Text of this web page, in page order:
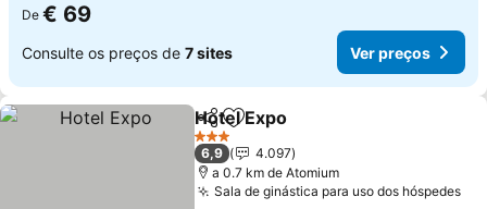
De € 69
Consulte os preços de 7 sites Ver preços
PartilharAdicionar aos favoritos
Hotel Expo
3 Estrelas
6,9
4.097
a 0.7 km de Atomium
Sala de ginástica para uso dos hóspedes